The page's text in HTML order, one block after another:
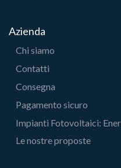
Azienda
Chi siamo
Contatti
Consegna
Pagamento sicuro
Impianti Fotovoltaici:
Le nostre proposte